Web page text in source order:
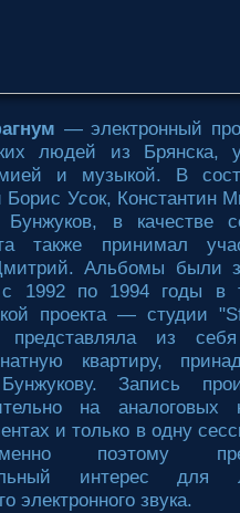
— электронный
людей из Брянска,
и музыкой. В
Борис Усок, Константин
в качестве
также принимал
Альбомы были
1992 по 1994 годы в
проекта — студии
представляла из
квартиру,
Запись
на аналоговых
и только в одну
поэтому
интерес для
электронного звука.